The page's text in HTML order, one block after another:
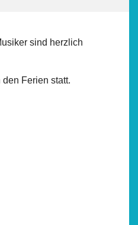
sind herzlich
Ferien statt.